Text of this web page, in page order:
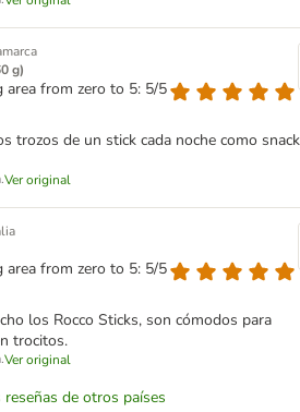
g)
area from zero to 5: 5/5
trozos de un stick cada noche como snack
Ver original
area from zero to 5: 5/5
los Rocco Sticks, son cómodos para
trocitos.
Ver original
reseñas de otros países